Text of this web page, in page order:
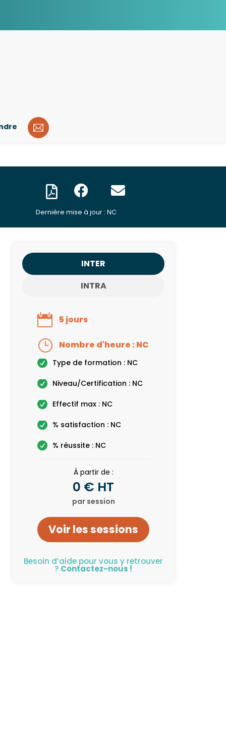
Dernière mise à jour : NC
INTER
INTRA
5 jours
Nombre d'heure : NC
Type de formation : NC
Niveau/Certification : NC
Effectif max : NC
% satisfaction : NC
% réussite : NC
À partir de :
0 € HT
par session
Voir les sessions
Besoin d’aide pour vous y retrouver
? Contactez-nous !